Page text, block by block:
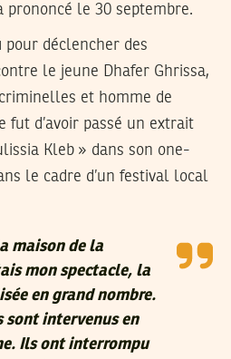
prononcé le 30 septembre.
pour déclencher des
le jeune Dhafer Ghrissa,
et homme de
fut d’avoir passé un extrait
Kleb » dans son one-
le cadre d’un festival local
maison de la
mon spectacle, la
en grand nombre.
sont intervenus en
Ils ont interrompu